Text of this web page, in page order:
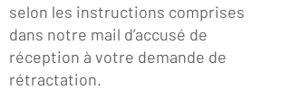
selon les instructions comprises
dans notre mail d’accusé de
réception à votre demande de
rétractation.